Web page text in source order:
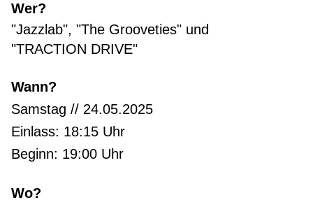
Wer?
"Jazzlab", "The Grooveties" und
"TRACTION DRIVE"
Wann?
Samstag // 24.05.2025
Einlass: 18:15 Uhr
Beginn: 19:00 Uhr
Wo?